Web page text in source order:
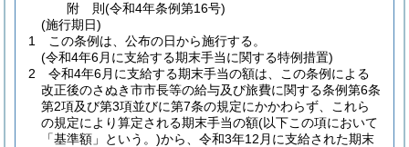
附 則(令和4年条例第16号)
(施行期日)
1
この条例は、公布の日から施行する。
(令和4年6月に支給する期末手当に関する特例措置)
2
令和4年6月に支給する期末手当の額は、この条例による
改正後のさぬき市市長等の給与及び旅費に関する条例第6条
第2項及び第3項並びに第7条の規定にかかわらず、これら
の規定により算定される期末手当の額(以下この項において
「基準額」という。)から、令和3年12月に支給された期末